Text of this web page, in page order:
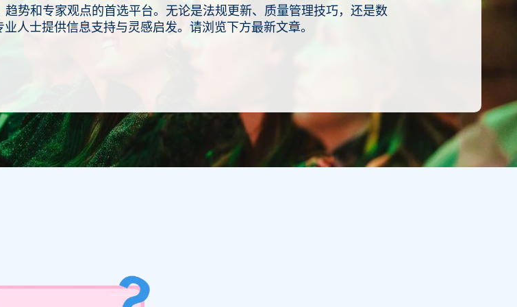
和专家观点的首选平台。无论是法规更新、质量管理技巧，还是数
人士提供信息支持与灵感启发。请浏览下方最新文章。